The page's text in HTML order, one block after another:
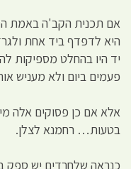
אם תכנית הקב'ה באמת
היא לדפדף ביד אחת
פעמים ביום ולא מעניש
אלא אם כן פסוקים אלה
בטעות… רחמנא לצלן.
כנראה שלחרדים יש ספק